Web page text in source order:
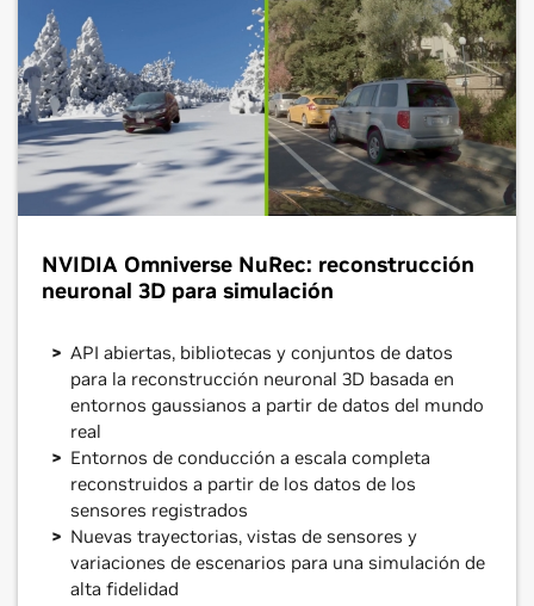
NVIDIA Omniverse NuRec: reconstrucción
neuronal 3D para simulación
API abiertas, bibliotecas y conjuntos de datos
para la reconstrucción neuronal 3D basada en
entornos gaussianos a partir de datos del mundo
real
Entornos de conducción a escala completa
reconstruidos a partir de los datos de los
sensores registrados
Nuevas trayectorias, vistas de sensores y
variaciones de escenarios para una simulación de
alta fidelidad